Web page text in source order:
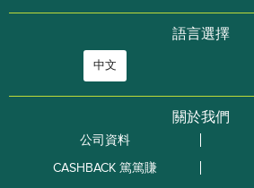
語言選擇
中文
關於我們
公司資料
CASHBACK 篤篤賺